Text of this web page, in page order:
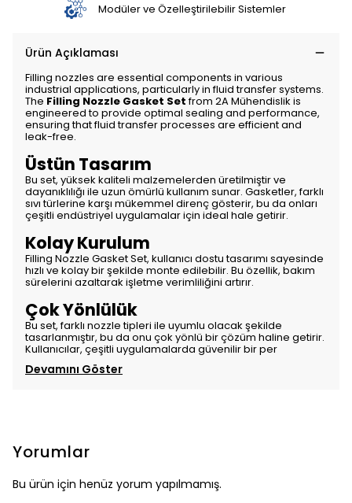
Modüler ve Özelleştirilebilir Sistemler
Ürün Açıklaması
Filling nozzles are essential components in various
industrial applications, particularly in fluid transfer systems.
The Filling Nozzle Gasket Setfrom 2A Mühendislik is
engineered to provide optimal sealing and performance,
ensuring that fluid transfer processes are efficient and
leak-free.
Üstün Tasarım
Bu set, yüksek kaliteli malzemelerden üretilmiştir ve
dayanıklılığı ile uzun ömürlü kullanım sunar. Gasketler, farklı
sıvı türlerine karşı mükemmel direnç gösterir, bu da onları
çeşitli endüstriyel uygulamalar için ideal hale getirir.
Kolay Kurulum
Filling Nozzle Gasket Set, kullanıcı dostu tasarımı sayesinde
hızlı ve kolay bir şekilde monte edilebilir. Bu özellik, bakım
sürelerini azaltarak işletme verimliliğini artırır.
Çok Yönlülük
Bu set, farklı nozzle tipleri ile uyumlu olacak şekilde
tasarlanmıştır, bu da onu çok yönlü bir çözüm haline getirir.
Kullanıcılar, çeşitli uygulamalarda güvenilir bir per
Devamını Göster
Yorumlar
Bu ürün için henüz yorum yapılmamış.